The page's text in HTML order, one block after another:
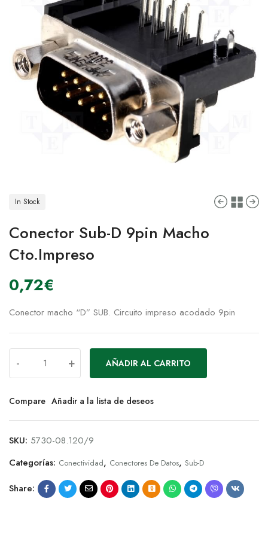
In Stock
Conector Sub-D 9pin Macho
Cto.Impreso
0,72€
Conector macho “D” SUB. Circuito impreso acodado 9pin
- + AÑADIR AL CARRITO
Compare Añadir a la lista de deseos
SKU: 5730-08.120/9
Categorías: Conectividad, Conectores De Datos, Sub-D
Share: